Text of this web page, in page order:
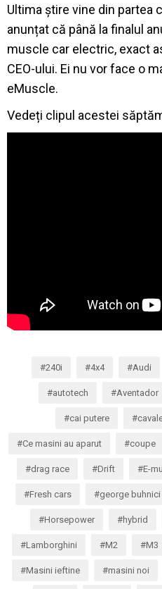
Ultima știre vine din partea
anunțat că până la finalul
muscle car electric, exact
CEO-ului. Ei nu vor face o
eMuscle.
Vedeți clipul acestei
240i 4x4 Audi
autotech Aventador
cai putere
Ce masini au aparut coupe
drag race Drift E-
Fresh cars george buhnici
Horsepower hybrid
Lamborghini M2 M3
Masini ieftine masini noi